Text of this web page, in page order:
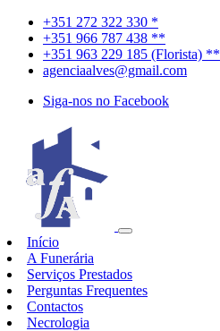
+351 272 322 330 *
+351 966 787 438 **
+351 963 229 185 (Florista) **
agenciaalves@gmail.com
Siga-nos no Facebook
Início
A Funerária
Serviços Prestados
Perguntas Frequentes
Contactos
Necrologia